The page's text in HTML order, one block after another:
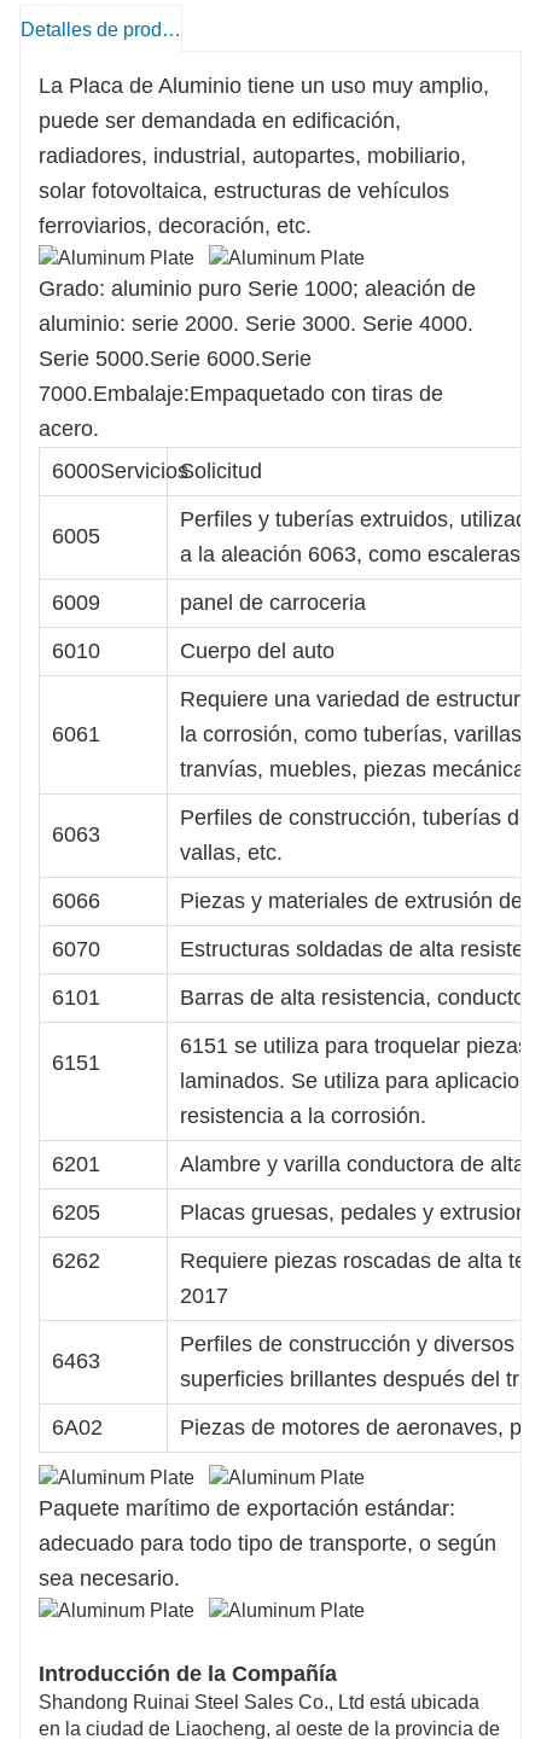
Detalles de producto
La Placa de Aluminio tiene un uso muy amplio,
puede ser demandada en edificación,
radiadores, industrial, autopartes, mobiliario,
solar fotovoltaica, estructuras de vehículos
ferroviarios, decoración, etc.
Grado: aluminio puro Serie 1000; aleación de
aluminio: serie 2000. Serie 3000. Serie 4000.
Serie 5000.Serie 6000.Serie
7000.Embalaje:Empaquetado con tiras de
acero.
6000ServiciosSolicitud
6005
Perfiles y tuberías extruidos,
a la aleación 6063, como escaleras,
6009
panel de carroceria
6010
Cuerpo del auto
6061
Requiere una variedad de
la corrosión, como tuberías, varillas,
tranvías, muebles, piezas
6063
Perfiles de construcción, tuberías
vallas, etc.
6066
Piezas y materiales de extrusión de
6070
Estructuras soldadas de alta
6101
Barras de alta resistencia,
6151
6151 se utiliza para troquelar
laminados. Se utiliza para
resistencia a la corrosión.
6201
Alambre y varilla conductora de alta
6205
Placas gruesas, pedales y
6262
Requiere piezas roscadas de alta
2017
6463
Perfiles de construcción y diversos
superficies brillantes después del
6A02
Piezas de motores de aeronaves,
Paquete marítimo de exportación estándar:
adecuado para todo tipo de transporte, o según
sea necesario.
Introducción de la Compañía
Shandong Ruinai Steel Sales Co., Ltd está ubicada
en la ciudad de Liaocheng, al oeste de la provincia de